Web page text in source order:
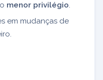
menor privilégio.
em mudanças de